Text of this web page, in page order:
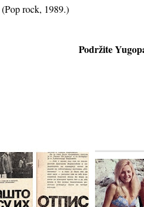
(Pop rock, 1989.)
Podržite